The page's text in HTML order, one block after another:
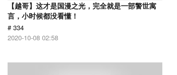
【越哥】这才是国漫之光，完全就是一部警世寓
言，小时候都没看懂！
# 334
2020-10-08 02:58